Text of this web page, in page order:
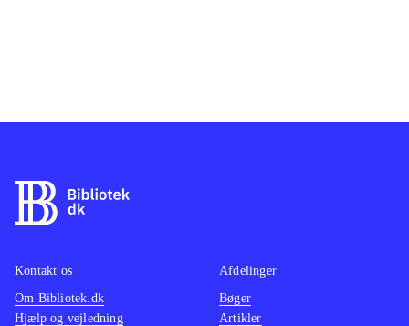
Kontakt os
Om Bibliotek.dk
Hjælp og vejledning
Afdelinger
Bøger
Artikler